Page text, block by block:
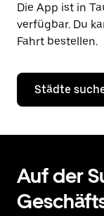
Die App ist in
verfügbar. Du
Fahrt bestellen.
Städte
Auf der